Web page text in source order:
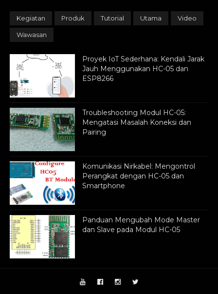
Kegiatan Produk Tutorial Utama Video
Wawasan
Proyek IoT Sederhana: Kendali Jarak
Jauh Menggunakan HC-05 dan
ESP8266
Troubleshooting Modul HC-05:
Mengatasi Masalah Koneksi dan
Pairing
Komunikasi Nirkabel: Mengontrol
Perangkat dengan HC-05 dan
Smartphone
Panduan Mengubah Mode Master
dan Slave pada Modul HC-05